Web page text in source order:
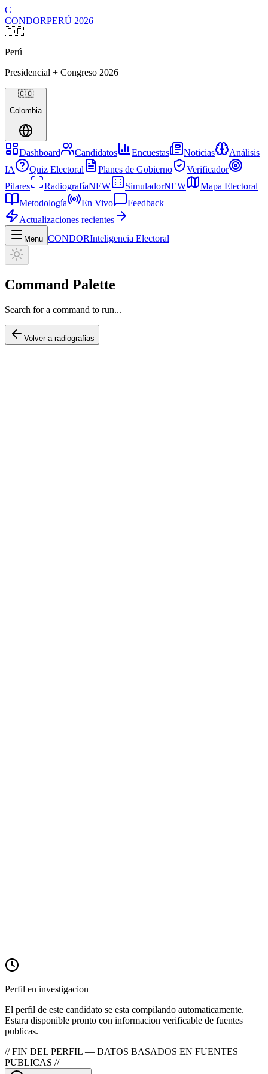
C
CONDORPERÚ 2026
🇵🇪
Perú
Presidencial + Congreso 2026
🇨🇴
Colombia
Dashboard Candidatos Encuestas Noticias
Análisis
IA
Quiz Electoral Planes de Gobierno
Verificador
Pilares
RadiografíaNEW SimuladorNEW
Mapa Electoral
Metodología
En Vivo
Feedback
Actualizaciones recientes
Menu CONDORInteligencia Electoral
Command Palette
Search for a command to run...
Volver a radiografias
Perfil en investigacion
El perfil de este candidato se esta compilando automaticamente.
Estara disponible pronto con informacion verificable de fuentes
publicas.
// FIN DEL PERFIL — DATOS BASADOS EN FUENTES
PUBLICAS //